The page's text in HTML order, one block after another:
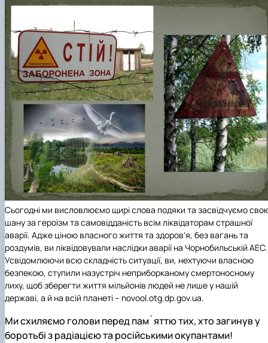
Сьогодні ми висловлюємо щирі слова подяки та засвідчуємо
шану за героїзм та самовідданість всім ліквідаторам страшної
аварії. Адже ціною власного життя та здоров'я, без вагань та
роздумів, ви ліквідовували наслідки аварії на Чорнобильській АЕС.
Усвідомлюючи всю складність ситуації, ви, нехтуючи власною
безпекою, ступили назустріч неприборканому смертоносному
лиху, щоб зберегти життя мільйонів людей не лише у нашій
державі, а й на всій планеті– novool.otg.dp.gov.ua.
Ми схиляємо голови перед пам`яттю тих, хто загинув у
боротьбі з радіацією та російськими окупантами!